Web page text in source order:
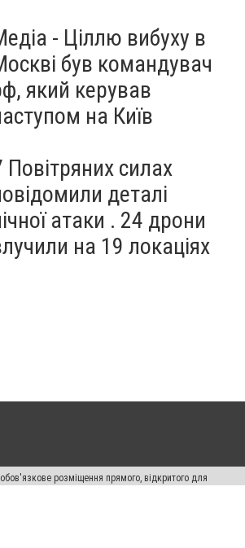
- Ціллю вибуху в
був командувач
який керував
на Київ
Повітряних силах
деталі
атаки . 24 дрони
на 19 локаціях
розміщення прямого, відкритого для